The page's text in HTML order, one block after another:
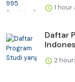
1 hour
Daftar
2